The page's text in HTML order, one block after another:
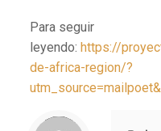
Para seguir
leyendo: https://
de-africa-region/?
Notice
: Trying to access array offset on value of type null in
/home/misioner/public_html/padresblancos/themes/betheme/includes/content-single.php
on line
286